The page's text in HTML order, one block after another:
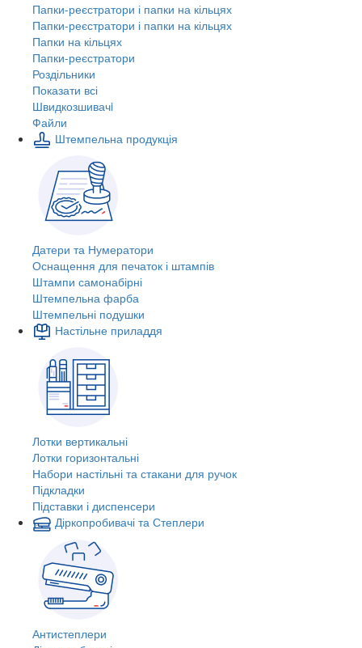
Папки-реєстратори і папки на кільцях
Папки-реєстратори і папки на кільцях
Папки на кільцях
Папки-реєстратори
Роздільники
Показати всі
Швидкозшивачi
Файли
Штемпельна продукція
Датери та Нумератори
Оснащення для печаток і штампів
Штампи самонабірні
Штемпельна фарба
Штемпельні подушки
Настільне приладдя
Лотки вертикальні
Лотки горизонтальні
Набори настільні та стакани для ручок
Підкладки
Підставки і диспенсери
Діркопробивачі та Степлери
Антистеплери